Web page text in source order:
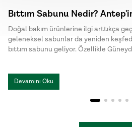
Bıttım Sabunu Nedir?
Doğal bakım ürünlerine ilgi arttıkça
geleneksel sabunlar da yeniden
bıttım sabunu geliyor. Özellikle
Antep sabunu olarak da bilinen bıttım
katkılardan uzak , hem cilt hem de saç
geleneksel sabunlar arasında yer
Devamını Oku